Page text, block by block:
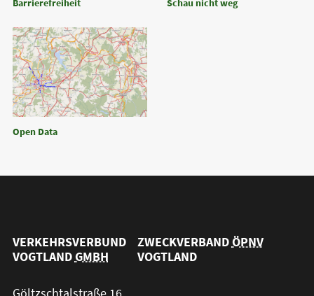
Barrierefreiheit Schau nicht weg
Open Data
VERKEHRSVERBUND
VOGTLANDGMBH
ZWECKVERBANDÖPNV
VOGTLAND